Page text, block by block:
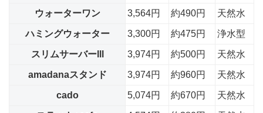
ウォーターワン 3,564円 約490円 天然水
ハミングウォーター 3,300円 約475円 浄水型
スリムサーバーlll 3,974円 約500円 天然水
amadanaスタンド 3,974円 約960円 天然水
cado 5,074円 約670円 天然水